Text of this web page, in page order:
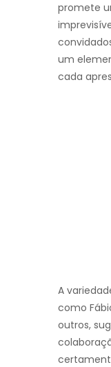
promete
um
cada
A
como
outros,